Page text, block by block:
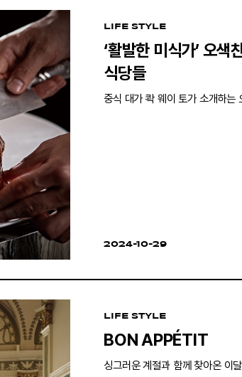
LIFE STYLE
‘활발한 미식가’ 오색
식당들
중식 대가 콱 웨이 토가 소개하는
2024-10-29
LIFE STYLE
BON APPÉTIT
싱그러운 계절과 함께 찾아온 이